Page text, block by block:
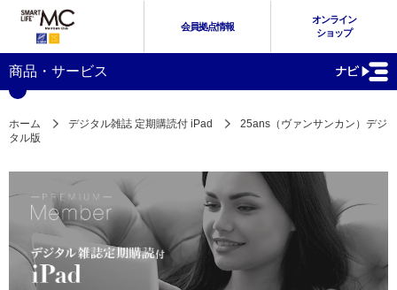
会員拠点情報
オンライン
ショップ
商品・サービス
ホーム デジタル雑誌 定期購読付 iPad
25ans（ヴァンサンカン）デジ
タル版